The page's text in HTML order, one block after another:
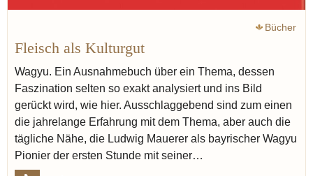
Bücher
Fleisch als Kulturgut
Wagyu. Ein Ausnahmebuch über ein Thema, dessen
Faszination selten so exakt analysiert und ins Bild
gerückt wird, wie hier. Ausschlaggebend sind zum einen
die jahrelange Erfahrung mit dem Thema, aber auch die
tägliche Nähe, die Ludwig Mauerer als bayrischer Wagyu
Pionier der ersten Stunde mit seiner…